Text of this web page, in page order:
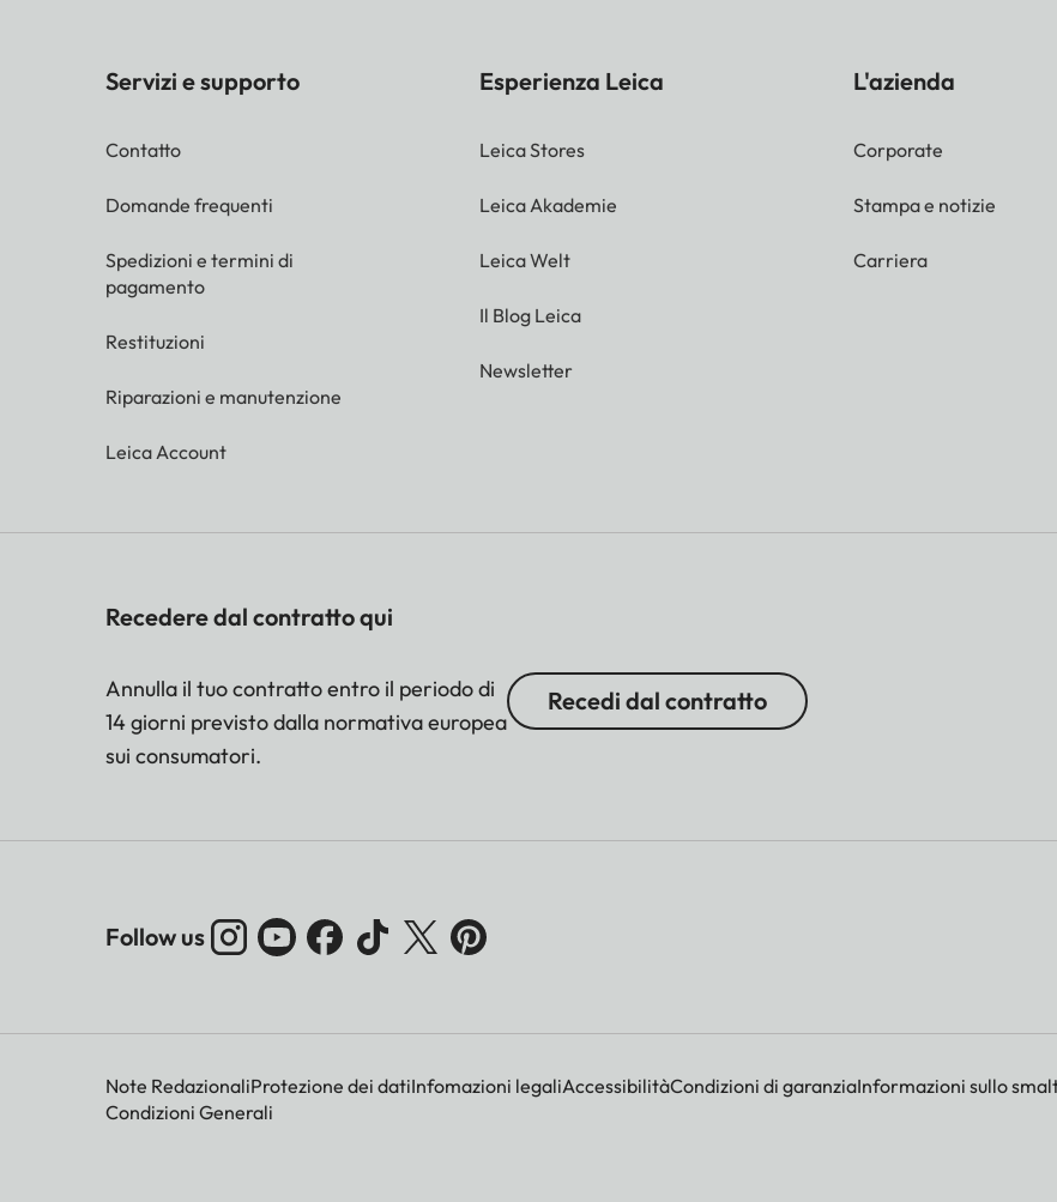
Servizi e supporto
Contatto
Domande frequenti
Spedizioni e termini di
pagamento
Restituzioni
Riparazioni e manutenzione
Leica Account
Esperienza Leica
Leica Stores
Leica Akademie
Leica Welt
Il Blog Leica
Newsletter
L'azienda
Corporate
Stampa e notizie
Carriera
Recedere dal contratto qui
Annulla il tuo contratto entro il periodo di
14 giorni previsto dalla normativa europea
sui consumatori.
Recedi dal contratto
Follow us
Note RedazionaliProtezione dei datiInfomazioni legaliAccessibilitàCondizioni di garanziaInformazioni sullo
Condizioni Generali